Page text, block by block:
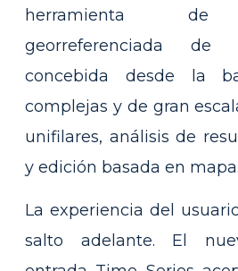
herramienta de
georreferenciada de
concebida desde la
complejas y de gran
unifilares, análisis de
y edición basada en mapa.
La experiencia del
salto adelante. El